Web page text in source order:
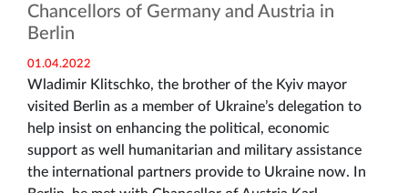
Chancellors of Germany and Austria in
Berlin
01.04.2022
Wladimir Klitschko, the brother of the Kyiv mayor
visited Berlin as a member of Ukraine’s delegation to
help insist on enhancing the political, economic
support as well humanitarian and military assistance
the international partners provide to Ukraine now. In